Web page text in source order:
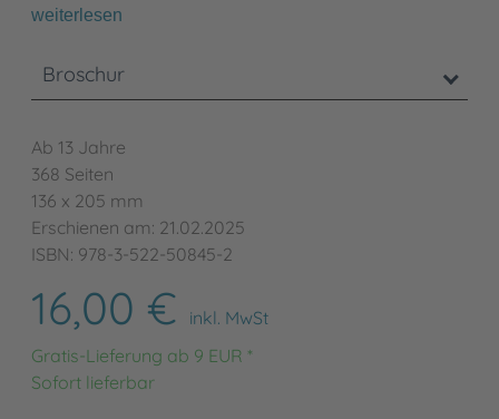
weiterlesen
Broschur
Ab 13 Jahre
368 Seiten
136 x 205 mm
Erschienen am: 21.02.2025
ISBN: 978-3-522-50845-2
16,00 €
inkl. MwSt
Gratis-Lieferung ab 9 EUR *
Sofort lieferbar